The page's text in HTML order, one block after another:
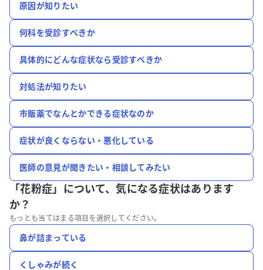
原因が知りたい
何科を受診すべきか
具体的にどんな症状なら受診すべきか
対処法が知りたい
市販薬でなんとかできる症状なのか
症状が良くならない・悪化している
医師の意見が聞きたい・相談してみたい
「花粉症」について、気になる症状はあります
か？
もっとも当てはまる項目を選択してください。
鼻が詰まっている
くしゃみが続く